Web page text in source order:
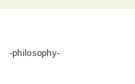
-philosophy-